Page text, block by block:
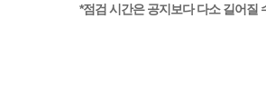
*점검 시간은 공지보다 다소 길어질